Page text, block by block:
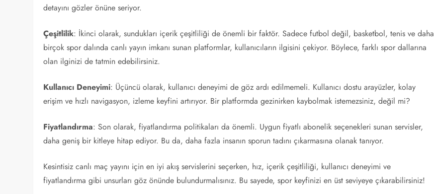
detayını gözler önüne seriyor.
Çeşitlilik: İkinci olarak, sundukları içerik çeşitliliği de önemli bir faktör. Sadece futbol değil, basketbol, tenis ve daha
birçok spor dalında canlı yayın imkanı sunan platformlar, kullanıcıların ilgisini çekiyor. Böylece, farklı spor dallarına
olan ilginizi de tatmin edebilirsiniz.
Kullanıcı Deneyimi: Üçüncü olarak, kullanıcı deneyimi de göz ardı edilmemeli. Kullanıcı dostu arayüzler, kolay
erişim ve hızlı navigasyon, izleme keyfini artırıyor. Bir platformda gezinirken kaybolmak istemezsiniz, değil mi?
Fiyatlandırma: Son olarak, fiyatlandırma politikaları da önemli. Uygun fiyatlı abonelik seçenekleri sunan servisler,
daha geniş bir kitleye hitap ediyor. Bu da, daha fazla insanın sporun tadını çıkarmasına olanak tanıyor.
Kesintisiz canlı maç yayını için en iyi akış servislerini seçerken, hız, içerik çeşitliliği, kullanıcı deneyimi ve
fiyatlandırma gibi unsurları göz önünde bulundurmalısınız. Bu sayede, spor keyfinizi en üst seviyeye çıkarabilirsiniz!